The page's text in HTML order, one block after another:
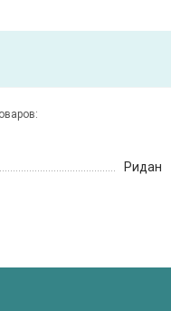
Ридан